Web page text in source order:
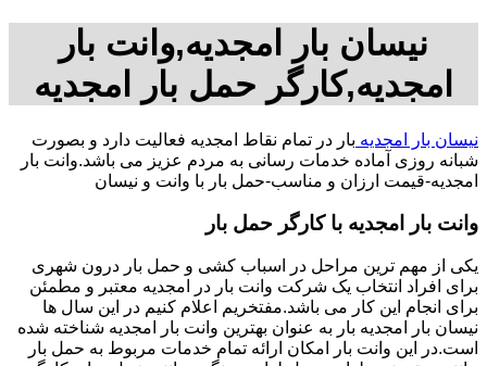
نیسان بار امجدیه,وانت بار
امجدیه,کارگر حمل بار امجدیه
نیسان بار امجدیه بار در تمام نقاط امجدیه فعالیت دارد و بصورت
شبانه روزی آماده خدمات رسانی به مردم عزیز می باشد.وانت بار
امجدیه-قیمت ارزان و مناسب-حمل بار با وانت و نیسان
وانت بار امجدیه با کارگر حمل بار
یکی از مهم ترین مراحل در اسباب کشی و حمل بار درون شهری
برای افراد انتخاب یک شرکت وانت بار در امجدیه معتبر و مطمئن
برای انجام این کار می باشد.مفتخریم اعلام کنیم در این سال ها
نیسان بار امجدیه بار به عنوان بهترین وانت بار امجدیه شناخته شده
است.در این وانت بار امکان ارائه تمام خدمات مربوط به حمل بار